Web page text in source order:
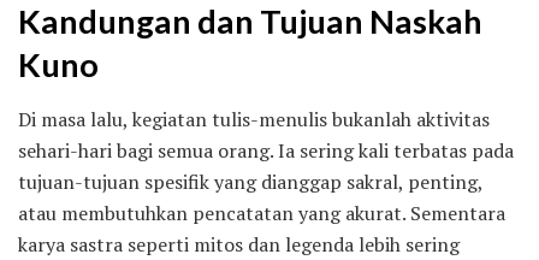
Kandungan dan Tujuan Naskah
Kuno
Di masa lalu, kegiatan tulis-menulis bukanlah aktivitas
sehari-hari bagi semua orang. Ia sering kali terbatas pada
tujuan-tujuan spesifik yang dianggap sakral, penting,
atau membutuhkan pencatatan yang akurat. Sementara
karya sastra seperti mitos dan legenda lebih sering